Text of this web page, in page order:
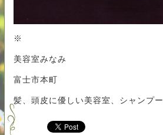
※
美容室みなみ
富士市本町
髪、頭皮に優しい美容室、シャンプー